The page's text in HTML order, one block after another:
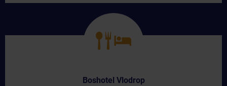
Boshotel Vlodrop